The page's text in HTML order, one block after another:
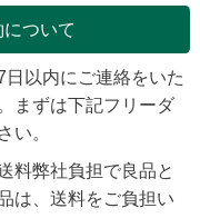
ついて
日以内にご連絡をいた
まずは下記フリーダ
い。
料弊社負担で良品と
は、送料をご負担い